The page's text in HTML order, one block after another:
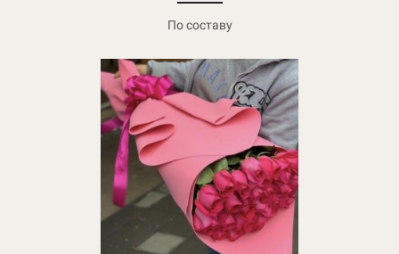
По составу